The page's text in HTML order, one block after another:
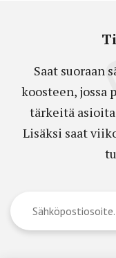
Saat suoraan
koosteen, jossa
tärkeitä
Lisäksi saat